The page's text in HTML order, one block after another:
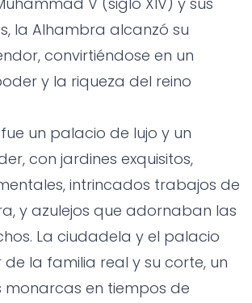
la Alhambra alcanzó su
convirtiéndose en un
y la riqueza del reino
un palacio de lujo y un
con jardines exquisitos,
intrincados trabajos de
y azulejos que adornaban las
La ciudadela y el palacio
la familia real y su corte, un
monarcas en tiempos de